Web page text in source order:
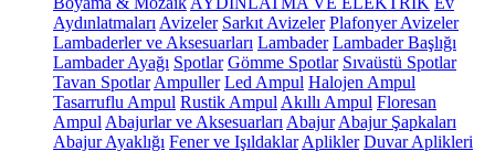
Aydınlatmaları Avizeler Sarkıt Avizeler Plafonyer Avizeler
Lambaderler ve Aksesuarları Lambader Lambader Başlığı
Lambader Ayağı Spotlar Gömme Spotlar Sıvaüstü Spotlar
Tavan Spotlar Ampuller Led Ampul Halojen Ampul
Tasarruflu Ampul Rustik Ampul Akıllı Ampul Floresan
Ampul Abajurlar ve Aksesuarları Abajur Abajur Şapkaları
Abajur Ayaklığı Fener ve Işıldaklar Aplikler Duvar Aplikleri